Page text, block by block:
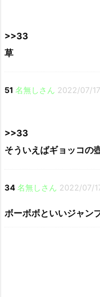
>>33
草
51 名無しさん 2022/07/
>>33
そういえばギョッコの
34 名無しさん 2022/07/
ボーボボといいジャン